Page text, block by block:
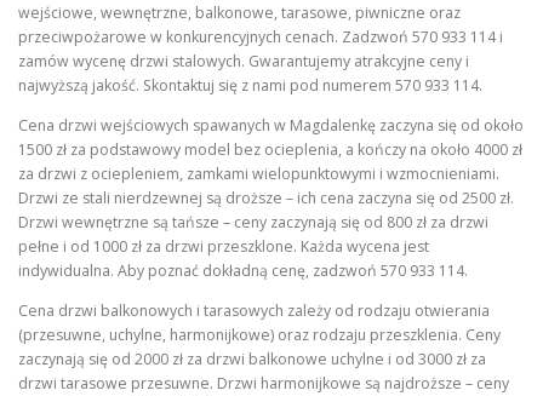
wejściowe, wewnętrzne, balkonowe, tarasowe, piwniczne oraz
przeciwpożarowe w konkurencyjnych cenach. Zadzwoń 570 933 114 i
zamów wycenę drzwi stalowych. Gwarantujemy atrakcyjne ceny i
najwyższą jakość. Skontaktuj się z nami pod numerem 570 933 114.
Cena drzwi wejściowych spawanych w Magdalenkę zaczyna się od około
1500 zł za podstawowy model bez ocieplenia, a kończy na około 4000 zł
za drzwi z ociepleniem, zamkami wielopunktowymi i wzmocnieniami.
Drzwi ze stali nierdzewnej są droższe – ich cena zaczyna się od 2500 zł.
Drzwi wewnętrzne są tańsze – ceny zaczynają się od 800 zł za drzwi
pełne i od 1000 zł za drzwi przeszklone. Każda wycena jest
indywidualna. Aby poznać dokładną cenę, zadzwoń 570 933 114.
Cena drzwi balkonowych i tarasowych zależy od rodzaju otwierania
(przesuwne, uchylne, harmonijkowe) oraz rodzaju przeszklenia. Ceny
zaczynają się od 2000 zł za drzwi balkonowe uchylne i od 3000 zł za
drzwi tarasowe przesuwne. Drzwi harmonijkowe są najdroższe – ceny